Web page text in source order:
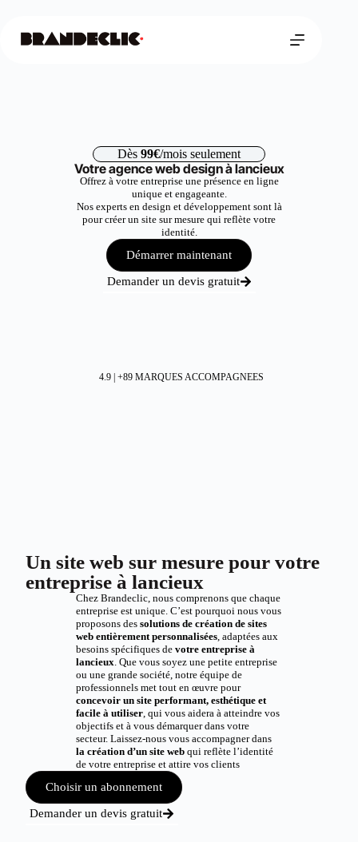
Dès 99€/mois seulement
Votre agence web design à lancieux
Offrez à votre entreprise une présence en ligne
unique et engageante.
Nos experts en design et développement sont là
pour créer un site sur mesure qui reflète votre
identité.
Démarrer maintenant
Demander un devis gratuit
4.9 | +89 MARQUES ACCOMPAGNEES
Un site web sur mesure pour votre
entreprise à lancieux
Chez Brandeclic, nous comprenons que chaque
entreprise est unique. C’est pourquoi nous vous
proposons des solutions de création de sites
web entièrement personnalisées, adaptées aux
besoins spécifiques de votre entreprise à
lancieux. Que vous soyez une petite entreprise
ou une grande société, notre équipe de
professionnels met tout en œuvre pour
concevoir un site performant, esthétique et
facile à utiliser, qui vous aidera à atteindre vos
objectifs et à vous démarquer dans votre
secteur. Laissez-nous vous accompagner dans
la création d’un site webqui reflète l’identité
de votre entreprise et attire vos clients
Choisir un abonnement
Demander un devis gratuit